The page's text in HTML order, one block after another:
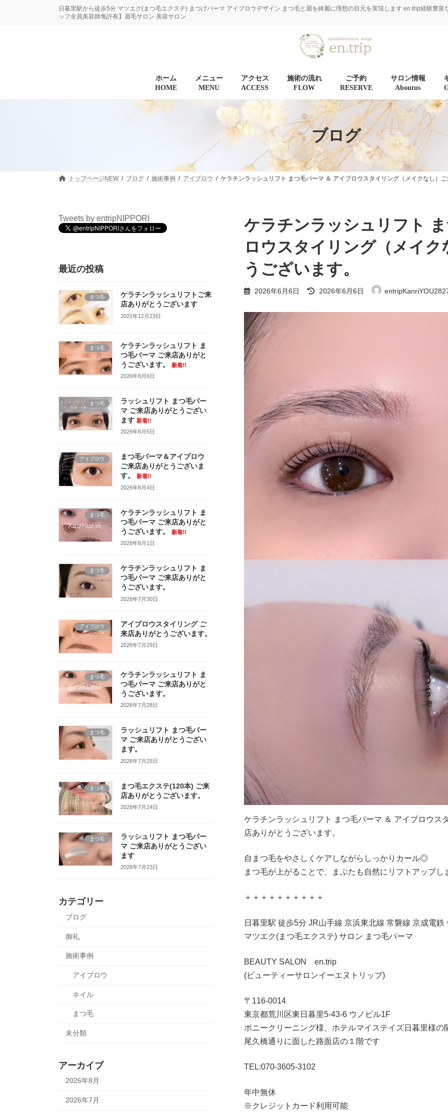
プ
動
日暮里駅から徒歩5分 マツエク(まつ毛エクステ) まつげパーマ アイブロウデザイン まつ毛と眉を綺麗に理想の目元を実現します en.trip経験豊
ッフ全員美容師免許有】眉毛サロン 美容サロン
ホーム
HOME
メニュー
MENU
アクセス
ACCESS
施術の流れ
FLOW
ご予約
RESERVE
サロン情報
Aboutus
ブログ
トップページNEW ブログ 施術事例 アイブロウ ケラチンラッシュリフト まつ毛パーマ ＆ アイブロウスタイリング（メイクなし）ご
ケラチンラッシュリフト
ロウスタイリング（メイク
うございます。
2026年6月6日
最
終
新
2026年6月6日
ケラチンラッシュリフト まつ毛パーマ ＆ アイブロウス
店ありがとうございます。
自まつ毛をやさしくケアしながらしっかりカール◎
まつ毛が上がることで、まぶたも自然にリフトアップし
＋＋＋＋＋＋＋＋＋＋
日暮里駅 徒歩5分 JR山手線 京浜東北線 常磐線 京成電鉄
マツエク(まつ毛エクステ) サロン まつ毛パーマ
BEAUTY SALON en.trip
(ビューティーサロンイーエヌトリップ)
〒116-0014
東京都荒川区東日暮里5-43-6 ウノビル1F
ポニークリーニング様、ホテルマイステイズ日暮里様の
尾久橋通りに面した路面店の１階です
TEL:070-3605-3102
年中無休
※クレジットカード利用可能
Tweets by entripNIPPORI
最近の投稿
まつ毛
ケラチンラッシュリフトご来
店ありがとうございます
2021年12月23日
まつ毛
ケラチンラッシュリフト ま
つ毛パーマ ご来店ありがと
うございます。
新着!!
2026年8月6日
まつ毛
ラッシュリフト まつ毛パー
マ ご来店ありがとうござい
ます 新着!!
2026年8月5日
アイブロウ
まつ毛パーマ＆アイブロウ
ご来店ありがとうございま
す。
新着!!
2026年8月4日
まつ毛
ケラチンラッシュリフト ま
つ毛パーマ ご来店ありがと
うございます。
新着!!
2026年8月1日
まつ毛
ケラチンラッシュリフト ま
つ毛パーマ ご来店ありがと
うございます。
2026年7月30日
アイブロウ
アイブロウスタイリング ご
来店ありがとうございます。
2026年7月29日
まつ毛
ケラチンラッシュリフト ま
つ毛パーマ ご来店ありがと
うございます。
2026年7月28日
まつ毛
ラッシュリフト まつ毛パー
マ ご来店ありがとうござい
ます。
2026年7月25日
まつ毛
まつ毛エクステ(120本) ご来
店ありがとうございます。
2026年7月24日
まつ毛
ラッシュリフト まつ毛パー
マ ご来店ありがとうござい
ます
2026年7月23日
カテゴリー
ブログ
御礼
施術事例
アイブロウ
ネイル
まつ毛
未分類
アーカイブ
2026年8月
2026年7月